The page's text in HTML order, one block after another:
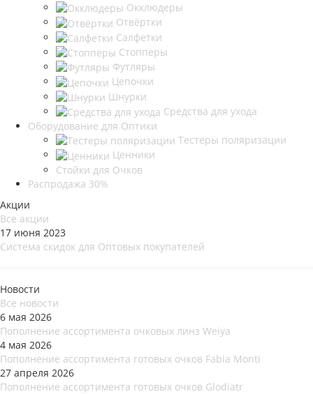
Окклюдеры
Отвёртки
Салфетки
Стопперы
Футляры
Цепочки
Шнурки
Средства для ухода
Оборудование для Оптики
Тестеры поляризации
Ценники
Стойки для Очков
Распродажа 30%
Акции
Все акции
17 июня 2023
Система скидок для Оптовых покупателей
Новости
Все новости
6 мая 2026
Пополнение ассортимента очковых линз Weiya
4 мая 2026
Пополнение ассортимента готовых очков Fabia Monti
27 апреля 2026
Пополнение ассортимента готовых очков Glodiatr